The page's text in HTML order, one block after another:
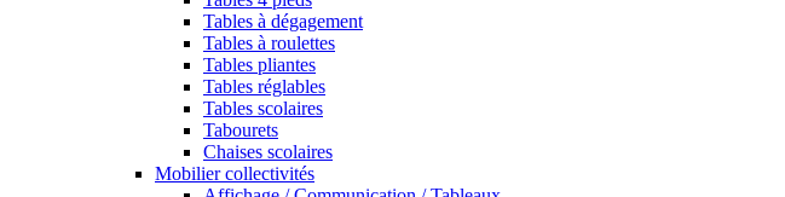
Tables à dégagement
Tables à roulettes
Tables pliantes
Tables réglables
Tables scolaires
Tabourets
Chaises scolaires
Mobilier collectivités